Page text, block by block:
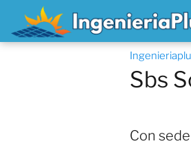
Sbs
Con